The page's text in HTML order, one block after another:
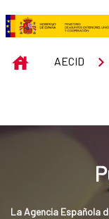
Skip to Main Content
Publications
INICIOAECID
La Agencia Española